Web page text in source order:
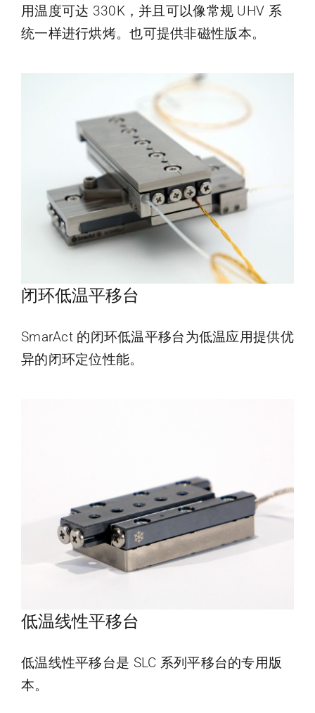
用温度可达 330K，并且可以像常规 UHV 系
统一样进行烘烤。也可提供非磁性版本。
闭环低温平移台
SmarAct 的闭环低温平移台为低温应用提供优
异的闭环定位性能。
低温线性平移台
低温线性平移台是 SLC 系列平移台的专用版
本。